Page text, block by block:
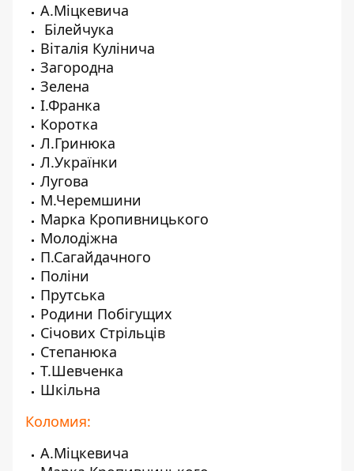
А.Міцкевича
Білейчука
Віталія Кулінича
Загородна
Зелена
І.Франка
Коротка
Л.Гринюка
Л.Українки
Лугова
М.Черемшини
Марка Кропивницького
Молодіжна
П.Сагайдачного
Поліни
Прутська
Родини Побігущих
Січових Стрільців
Степанюка
Т.Шевченка
Шкільна
Коломия:
А.Міцкевича